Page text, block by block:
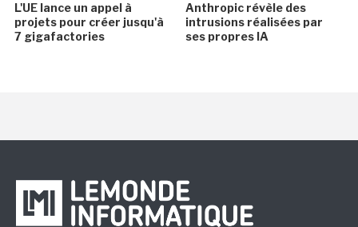
L'UE lance un appel à
projets pour créer jusqu'à
7 gigafactories
Anthropic révèle des
intrusions réalisées par
ses propres IA